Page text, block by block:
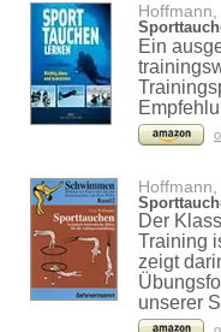
Ein
Der
Training
zeigt
unserer